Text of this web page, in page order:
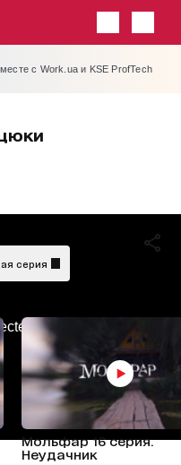
с Work.ua и KSE ProfTech
серия
Мольфар 16 серия.
Неудачник